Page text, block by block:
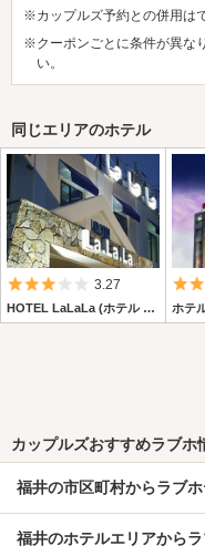
※カップルズ予約との併用は
※クーポンごとに条件が異な
い。
同じエリアのホテル
5つ星のうち3
3.27
HOTEL LaLaLa (ホテル ラララ)
カップルズおすすめラブホ
福井の市区町村からラブ
福井のホテルエリアから